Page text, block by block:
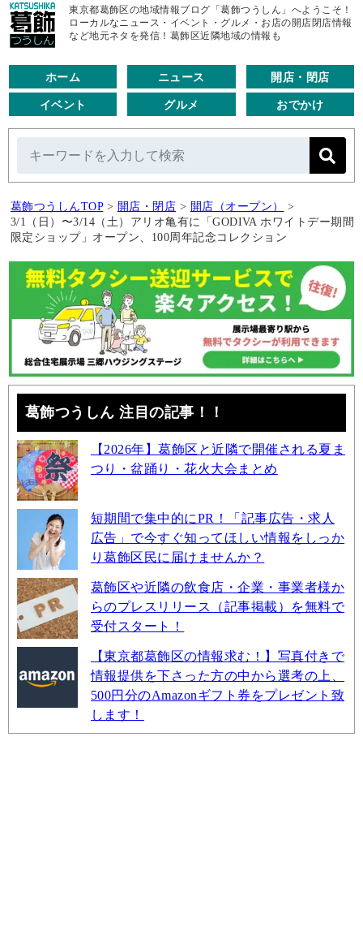
東京都葛飾区の地域情報ブログ「葛飾つうしん」へようこそ！
ローカルなニュース・イベント・グルメ・お店の開店閉店情報
など地元ネタを発信！葛飾区近隣地域の情報も
ホーム ニュース 開店・閉店
イベント グルメ おでかけ
葛飾つうしんTOP > 開店・閉店 > 開店（オープン）
>
3/1（日）〜3/14（土）アリオ亀有に「GODIVA ホワイトデー期間
限定ショップ」オープン、100周年記念コレクション
葛飾つうしん 注目の記事！！
【2026年】葛飾区と近隣で開催される夏ま
つり・盆踊り・花火大会まとめ
短期間で集中的にPR！「記事広告・求人
広告」で今すぐ知ってほしい情報をしっか
り葛飾区民に届けませんか？
葛飾区や近隣の飲食店・企業・事業者様か
らのプレスリリース（記事掲載）を無料で
受付スタート！
【東京都葛飾区の情報求む！】写真付きで
情報提供を下さった方の中から選考の上、
500円分のAmazonギフト券をプレゼント致
します！